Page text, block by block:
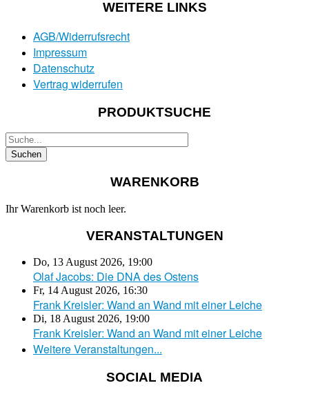
WEITERE LINKS
AGB/Widerrufsrecht
Impressum
Datenschutz
Vertrag widerrufen
PRODUKTSUCHE
WARENKORB
Ihr Warenkorb ist noch leer.
VERANSTALTUNGEN
Do, 13 August 2026, 19:00
Olaf Jacobs: Die DNA des Ostens
Fr, 14 August 2026, 16:30
Frank Kreisler: Wand an Wand mit einer Leiche
Di, 18 August 2026, 19:00
Frank Kreisler: Wand an Wand mit einer Leiche
Weitere Veranstaltungen...
SOCIAL MEDIA